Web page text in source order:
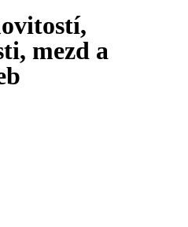
mezd a